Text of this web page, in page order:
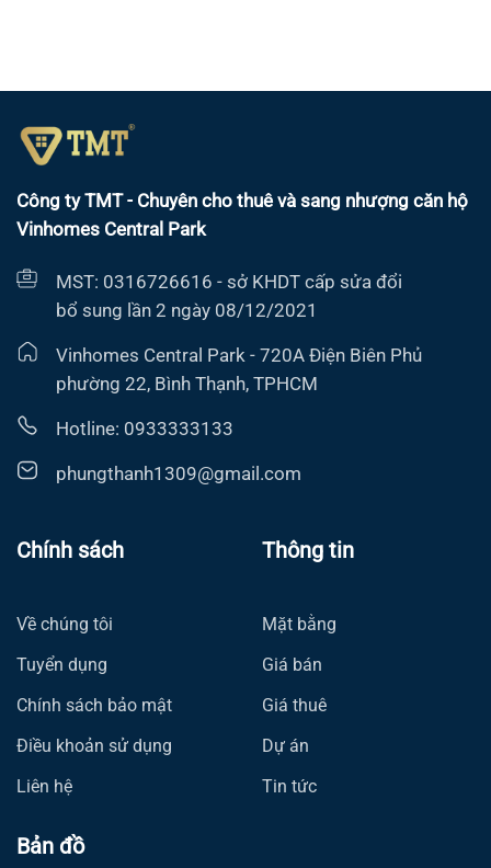
Công ty TMT - Chuyên cho thuê và sang nhượng căn hộ
Vinhomes Central Park
MST: 0316726616 - sở KHDT cấp sửa đổi
bổ sung lần 2 ngày 08/12/2021
Vinhomes Central Park - 720A Điện Biên Phủ
phường 22, Bình Thạnh, TPHCM
Hotline: 0933333133
phungthanh1309@gmail.com
Chính sách
Về chúng tôi
Tuyển dụng
Chính sách bảo mật
Điều khoản sử dụng
Liên hệ
Thông tin
Mặt bằng
Giá bán
Giá thuê
Dự án
Tin tức
Bản đồ